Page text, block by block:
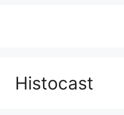
Histocast